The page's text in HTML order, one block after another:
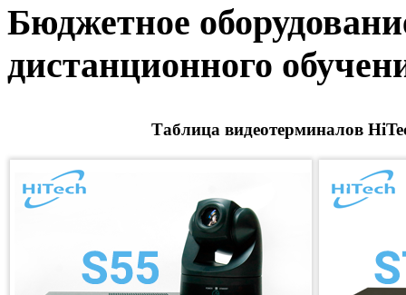
Бюджетное
дистанционного
Таблица видеотерминалов